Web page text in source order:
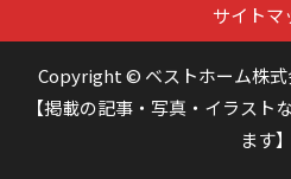
サイトマ
Copyright © ベストホーム株
【掲載の記事・写真・イラスト
ます】